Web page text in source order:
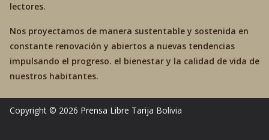
lectores.
Nos proyectamos de manera sustentable y sostenida en
constante renovación y abiertos a nuevas tendencias
impulsando el progreso. el bienestar y la calidad de vida de
nuestros habitantes.
Copyright © 2026 Prensa Libre Tarija Bolivia